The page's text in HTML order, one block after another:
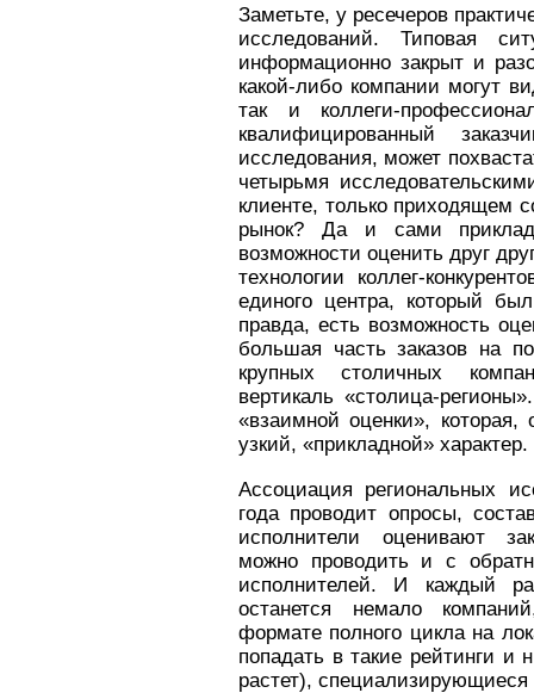
Заметьте, у ресечеров
исследований. Типовая
информационно закрыт и
какой-либо компании могут
так и коллеги-
квалифицированный
исследования, может
четырьмя
клиенте, только приходящем
рынок? Да и сами
возможности оценить друг
технологии коллег-
единого центра, который
правда, есть возможность
большая часть заказов на
крупных столичных
вертикаль «столица-
«взаимной оценки», которая,
узкий, «прикладной» характер.
Ассоциация региональных
года проводит опросы,
исполнители оценивают
можно проводить и с
исполнителей. И каждый
останется немало
формате полного цикла на
попадать в такие рейтинги
растет),